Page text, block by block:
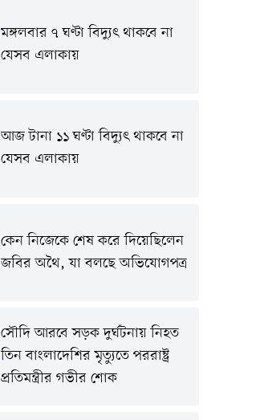
মঙ্গলবার ৭ ঘণ্টা বিদ্যুৎ থাকবে না
যেসব এলাকায়
আজ টানা ১১ ঘণ্টা বিদ্যুৎ থাকবে না
যেসব এলাকায়
কেন নিজেকে শেষ করে দিয়েছিলেন
জবির অথৈ, যা বলছে অভিযোগপত্র
সৌদি আরবে সড়ক দুর্ঘটনায় নিহত
তিন বাংলাদেশির মৃত্যুতে পররাষ্ট্র
প্রতিমন্ত্রীর গভীর শোক